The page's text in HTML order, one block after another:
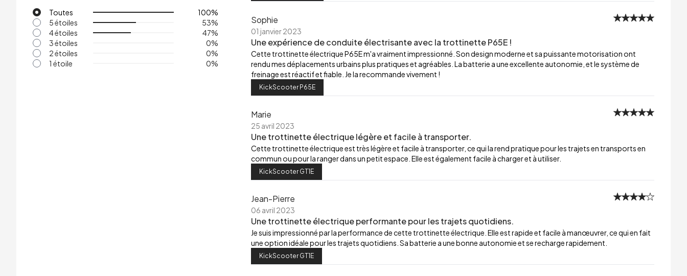
Toutes
100%
5 étoiles
53%
4 étoiles
47%
3 étoiles
0%
2 étoiles
0%
1 étoile
0%
Sophie
01 janvier 2023
Une expérience de conduite électrisante avec la trottinette P65E !
Cette trottinette électrique P65E m'a vraiment impressionné. Son design moderne et sa puissante motorisation ont
rendu mes déplacements urbains plus pratiques et agréables. La batterie a une excellente autonomie, et le système de
freinage est réactif et fiable. Je la recommande vivement !
KickScooter P65E
Marie
25 avril 2023
Une trottinette électrique légère et facile à transporter.
Cette trottinette électrique est très légère et facile à transporter, ce qui la rend pratique pour les trajets en transports en
commun ou pour la ranger dans un petit espace. Elle est également facile à charger et à utiliser.
KickScooter GT1E
Jean-Pierre
06 avril 2023
Une trottinette électrique performante pour les trajets quotidiens.
Je suis impressionné par la performance de cette trottinette électrique. Elle est rapide et facile à manœuvrer, ce qui en fait
une option idéale pour les trajets quotidiens. Sa batterie a une bonne autonomie et se recharge rapidement.
KickScooter GT1E